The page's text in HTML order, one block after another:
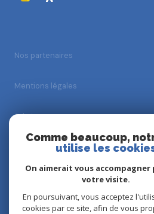
Nos partenaires
Mentions légales
Admin
Nos honoraires
Cookies
Comme beaucoup,
utilise les
On aimerait vous accompagner
votre visite.
En poursuivant, vous acceptez
cookies par ce site, afin de vous